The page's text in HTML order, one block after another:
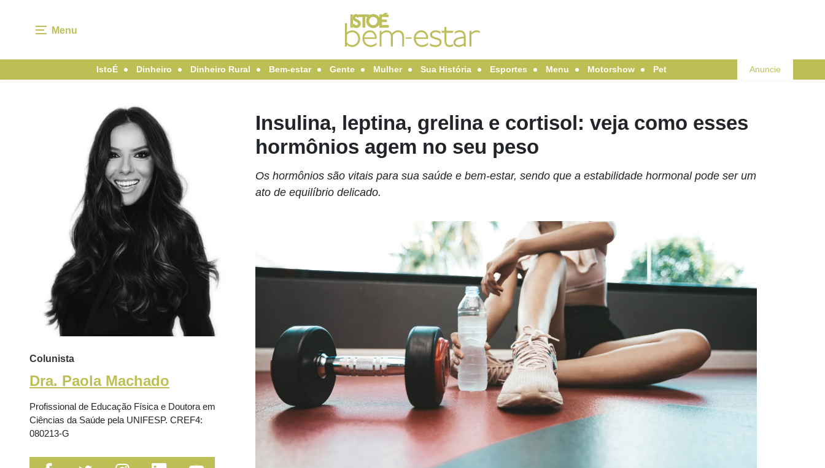
Menu
IstoÉ Dinheiro Dinheiro Rural Bem-estar Gente Mulher Sua História Esportes Menu Motorshow Pet Anuncie
Colunista
Dra. Paola Machado
Profissional de Educação Física e Doutora em
Ciências da Saúde pela UNIFESP. CREF4:
080213-G
Insulina, leptina, grelina e cortisol: veja como esses
hormônios agem no seu peso
Os hormônios são vitais para sua saúde e bem-estar, sendo que a estabilidade hormonal pode ser um
ato de equilíbrio delicado.